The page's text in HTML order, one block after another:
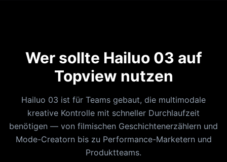
Wer sollte Hailuo 03 auf
Topview nutzen
Hailuo 03 ist für Teams gebaut, die multimodale
kreative Kontrolle mit schneller Durchlaufzeit
benötigen — von filmischen Geschichtenerzählern und
Mode-Creatorn bis zu Performance-Marketern und
Produktteams.